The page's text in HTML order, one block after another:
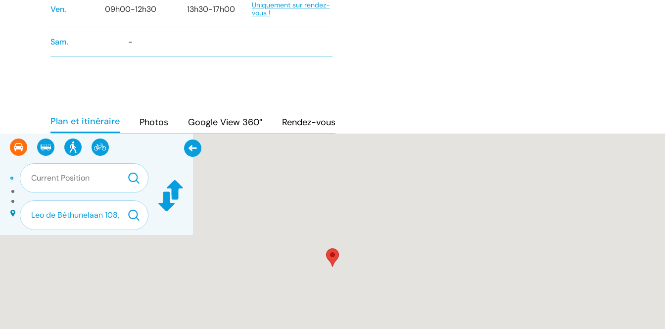
Ven. 09h00-12h30 13h30-17h00
Uniquement sur rendez-
vous !
Sam. -
Plan et itinéraire Photos Google View 360° Rendez-vous